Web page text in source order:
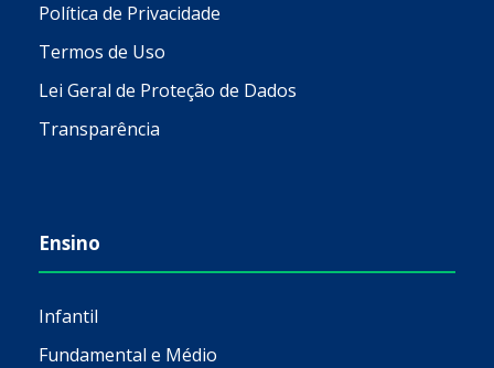
Política de Privacidade
Termos de Uso
Lei Geral de Proteção de Dados
Transparência
Ensino
Infantil
Fundamental e Médio